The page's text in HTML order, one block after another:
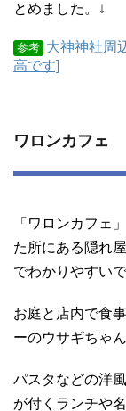
とめました。↓
参考 大神神社周
高です]
ワロンカフェ
「ワロンカフェ
た所にある隠れ
でわかりやすいで
お庭と店内で食
ーのウサギちゃん
パスタなどの洋
が付くランチや